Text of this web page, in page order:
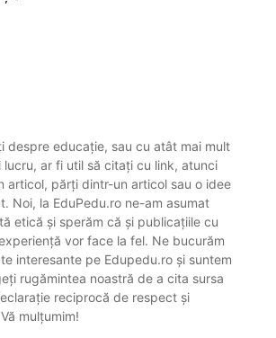
despre educație, sau cu atât mai mult
ar fi util să citați cu link, atunci
articol, părți dintr-un articol sau o idee
Noi, la EduPedu.ro ne-am asumat
etică și sperăm că și publicațiile cu
vor face la fel. Ne bucurăm
interesante pe Edupedu.ro și suntem
rugămintea noastră de a cita sursa
reciprocă de respect și
mulțumim!